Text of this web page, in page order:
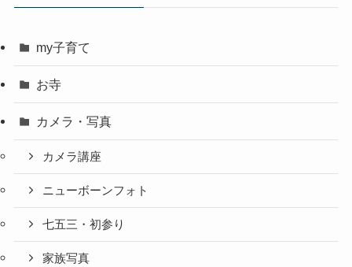
my子育て
お寺
カメラ・写真
カメラ講座
ニューボーンフォト
七五三・初参り
家族写真